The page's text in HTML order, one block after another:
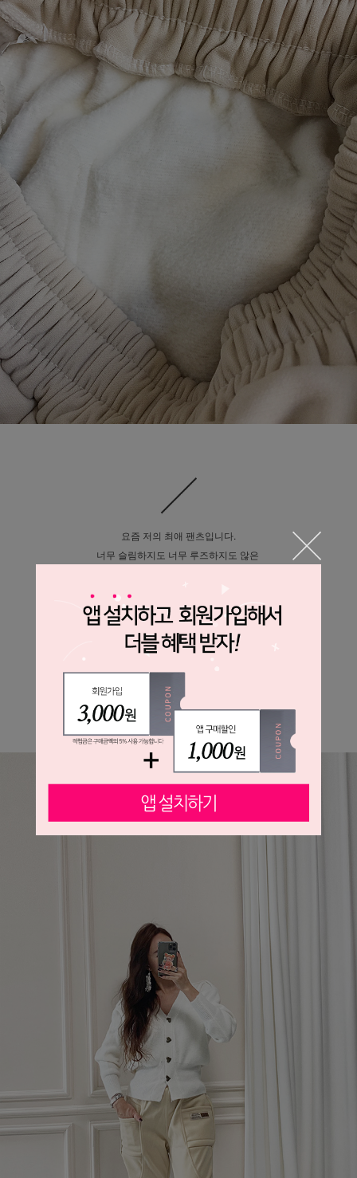
요즘 저의 최애 팬츠입니다.
너무 슬림하지도 너무 루즈하지도 않은
따뜻하니까 뚱뚱해 보인다는 편견없이
예쁘게 입으세요.
가격은 더 어썸~
Unique & Feminine Barbiecoco